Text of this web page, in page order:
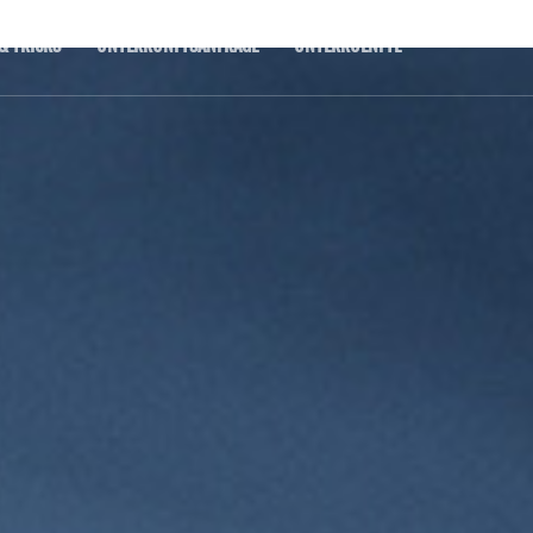
TRICKS UNTERKUNFTSANFRAGE UNTERKUENFTE